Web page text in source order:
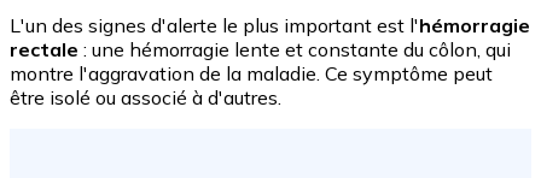
L'un des signes d'alerte le plus important est l'hémorragie
rectale : une hémorragie lente et constante du côlon, qui
montre l'aggravation de la maladie. Ce symptôme peut
être isolé ou associé à d'autres.